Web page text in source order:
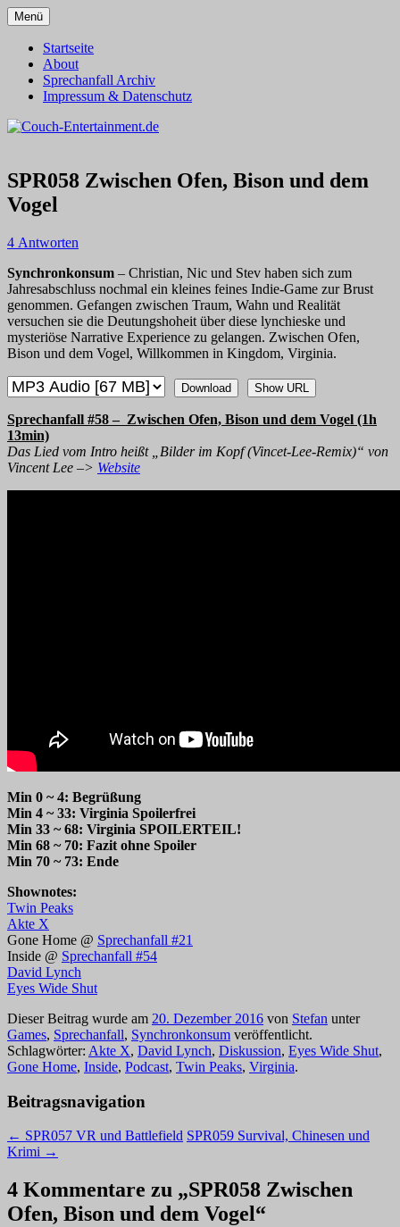
Zum
Inhalt
springen
Couch-Entertainment.de
Menü
Startseite
About
Sprechanfall Archiv
Impressum & Datenschutz
SPR058 Zwischen Ofen, Bison und dem
Vogel
4 Antworten
Synchronkonsum – Christian, Nic und Stev haben sich zum
Jahresabschluss nochmal ein kleines feines Indie-Game zur Brust
genommen. Gefangen zwischen Traum, Wahn und Realität
versuchen sie die Deutungshoheit über diese lynchieske und
mysteriöse Narrative Experience zu gelangen. Zwischen Ofen,
Bison und dem Vogel, Willkommen in Kingdom, Virginia.
Download Show URL
Sprechanfall #58 – Zwischen Ofen, Bison und dem Vogel (1h
13min)
Das Lied vom Intro heißt „Bilder im Kopf (Vincet-Lee-Remix)“ von
Vincent Lee –> Website
Min 0 ~ 4: Begrüßung
Min 4 ~ 33: Virginia Spoilerfrei
Min 33 ~ 68: Virginia SPOILERTEIL!
Min 68 ~ 70: Fazit ohne Spoiler
Min 70 ~ 73: Ende
Shownotes:
Twin Peaks
Akte X
Gone Home @ Sprechanfall #21
Inside @ Sprechanfall #54
David Lynch
Eyes Wide Shut
Dieser Beitrag wurde am 20. Dezember 2016 von Stefan unter
Games, Sprechanfall, Synchronkonsum veröffentlicht.
Schlagwörter: Akte X, David Lynch, Diskussion, Eyes Wide Shut,
Gone Home, Inside, Podcast, Twin Peaks, Virginia.
Beitragsnavigation
← SPR057 VR und Battlefield SPR059 Survival, Chinesen und
Krimi →
4 Kommentare zu „SPR058 Zwischen
Ofen, Bison und dem Vogel “